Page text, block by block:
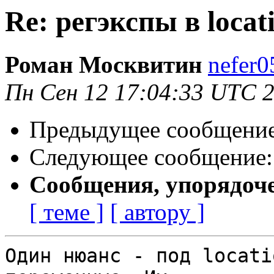
Re: регэкспы в
Роман Москвитин
Пн Сен 12 17:04:33 UTC
Предыдущее
Следующее
Сообщения,
[ теме ] [ автору ]
Один нюанс - под